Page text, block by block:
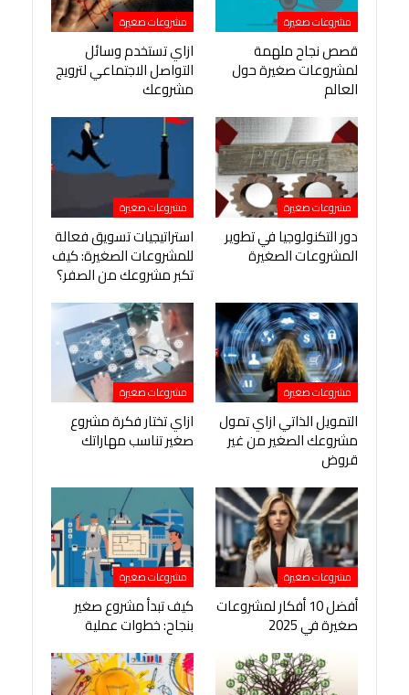
مشروعات صغيرة
قصص نجاح ملهمة
لمشروعات صغيرة حول
العالم
مشروعات صغيرة
ازاي تستخدم وسائل
التواصل الاجتماعي لترويج
مشروعك
مشروعات صغيرة
دور التكنولوجيا في تطوير
المشروعات الصغيرة
مشروعات صغيرة
استراتيجيات تسويق فعالة
للمشروعات الصغيرة: كيف
تكبر مشروعك من الصفر؟
مشروعات صغيرة
التمويل الذاتي ازاي تمول
مشروعك الصغير من غير
قروض
مشروعات صغيرة
ازاي تختار فكرة مشروع
صغير تناسب مهاراتك
مشروعات صغيرة
أفضل 10 أفكار لمشروعات
صغيرة في 2025
مشروعات صغيرة
كيف تبدأ مشروع صغير
بنجاح: خطوات عملية